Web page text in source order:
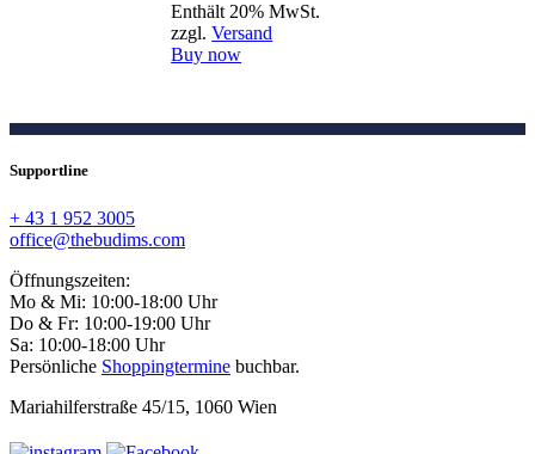
Enthält 20% MwSt.
zzgl.Versand
Buy now
Supportline
+ 43 1 952 3005
office@thebudims.com
Öffnungszeiten:
Mo & Mi: 10:00-18:00 Uhr
Do & Fr: 10:00-19:00 Uhr
Sa: 10:00-18:00 Uhr
Persönliche Shoppingtermine buchbar.
Mariahilferstraße 45/15, 1060 Wien